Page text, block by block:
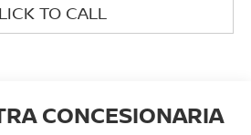
TO CALL
CONCESIONARIA